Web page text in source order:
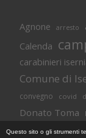
Agnone arresto
Calenda
carabinieri
Comune di
convegno covid
Donato Toma
Isernia
Questo sito o gli strumenti